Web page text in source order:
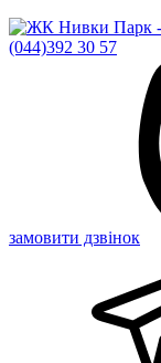
(044)392 30 57
замовити дзвінок